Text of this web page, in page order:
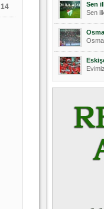
14
Sen
Sen